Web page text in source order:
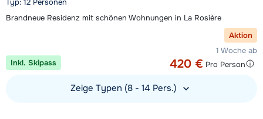
Typ: 12 Personen
Brandneue Residenz mit schönen Wohnungen in La Rosière
Aktion
1 Woche ab
420 € Pro Person
Inkl. Skipass
Zeige Typen (8 - 14 Pers.)